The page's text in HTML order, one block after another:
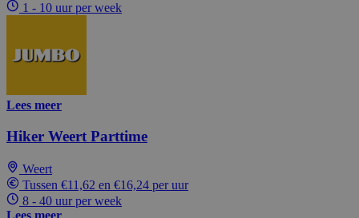
1 - 10 uur per week
Lees meer
Hiker Weert Parttime
Weert
Tussen €11,62 en €16,24 per uur
8 - 40 uur per week
Lees meer